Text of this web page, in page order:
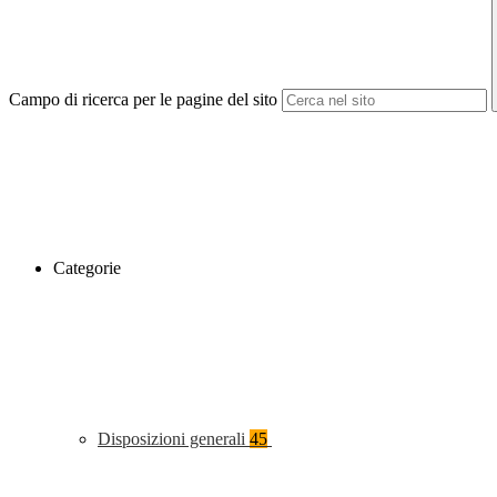
Campo di ricerca per le pagine del sito
Categorie
Disposizioni generali 45